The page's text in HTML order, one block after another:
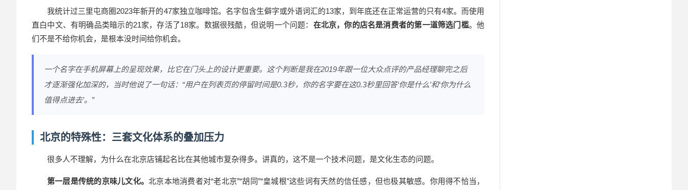
我统计过三里屯商圈2023年新开的47家独立咖啡馆。名字包含生僻字或外语词汇的13家，到年底还在正常运营的只有4家。而使用
直白中文、有明确品类暗示的21家，存活了18家。数据很残酷，但说明一个问题： 在北京，你的店名是消费者的第一道筛选门槛。他
们不是不给你机会，是根本没时间给你机会。
一个名字在手机屏幕上的呈现效果，比它在门头上的设计更重要。这个判断是我在2019年跟一位大众点评的产品经理聊完之后
才逐渐强化加深的，当时他说了一句话：“用户在列表页的停留时间是0.3秒，你的名字要在这0.3秒里回答‘你是什么’和‘你为什么
值得点进去’。”
北京的特殊性：三套文化体系的叠加压力
很多人不理解，为什么在北京店铺起名 比在其他城市复杂得多。讲真的，这不是一个技术问题，是文化生态的问题。
第一层是传统的京味儿文化。北京本地消费者对“老北京”“胡同”“皇城根”这些词有天然的信任感，但也极其敏感。你用得不恰当，